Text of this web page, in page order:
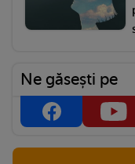
Ne găsești pe